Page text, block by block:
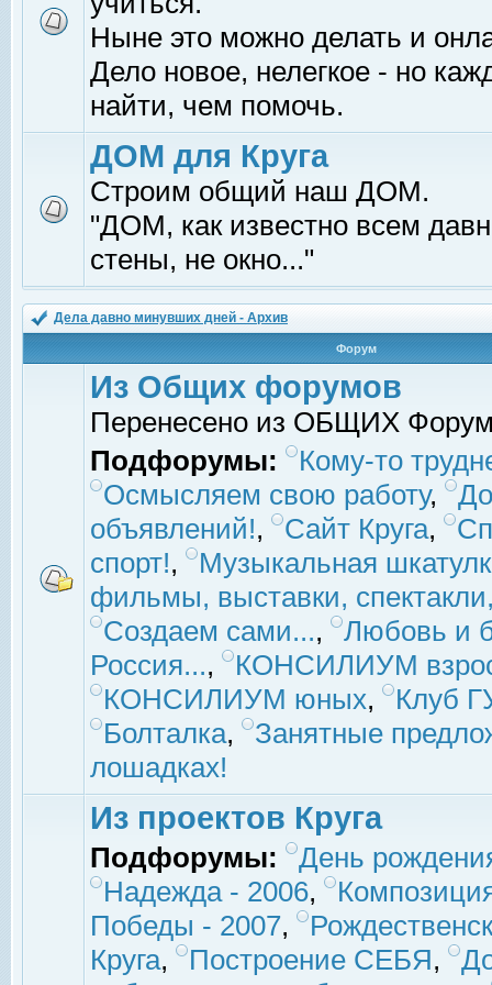
Ныне это можно делать и
Дело новое, нелегкое - но
найти, чем помочь.
ДОМ для Круга
Строим общий наш ДОМ.
"ДОМ, как известно всем
стены, не окно..."
Дела давно минувших дней - Архив
Форум
Из Общих форумов
Перенесено из ОБЩИХ
Подфорумы:
Кому-то
Осмысляем свою работу,
объявлений!, Сайт Круга,
спорт!,
Музыкальная
фильмы, выставки,
Создаем сами...,
Любовь и
Россия...,
КОНСИЛИУМ
КОНСИЛИУМ юных,
Клуб
Болталка,
Занятные
лошадках!
Из проектов Круга
Подфорумы:
День
Надежда - 2006,
Победы - 2007,
Круга, Построение СЕБЯ,